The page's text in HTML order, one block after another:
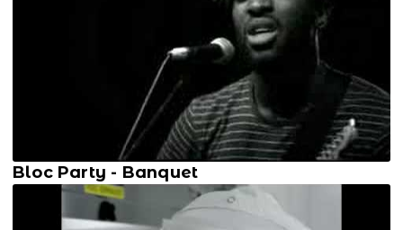
Bloc Party - Banquet